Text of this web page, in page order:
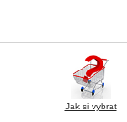
Jak si vybrat